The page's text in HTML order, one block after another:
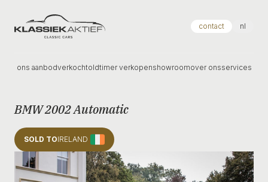
Klassiek Aktief contact nl
ons aanbodverkochtoldtimer verkopenshowroomover onsservices
BMW 2002 Automatic
SOLD TOIRELAND